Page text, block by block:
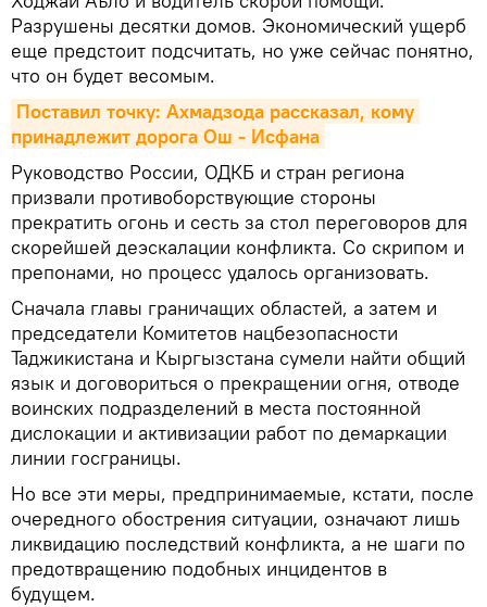
Разрушены десятки домов. Экономический ущерб
еще предстоит подсчитать, но уже сейчас понятно,
что он будет весомым.
Поставил точку: Ахмадзода рассказал, кому
принадлежит дорога Ош - Исфана
Руководство России, ОДКБ и стран региона
призвали противоборствующие стороны
прекратить огонь и сесть за стол переговоров для
скорейшей деэскалации конфликта. Со скрипом и
препонами, но процесс удалось организовать.
Сначала главы граничащих областей, а затем и
председатели Комитетов нацбезопасности
Таджикистана и Кыргызстана сумели найти общий
язык и договориться о прекращении огня, отводе
воинских подразделений в места постоянной
дислокации и активизации работ по демаркации
линии госграницы.
Но все эти меры, предпринимаемые, кстати, после
очередного обострения ситуации, означают лишь
ликвидацию последствий конфликта, а не шаги по
предотвращению подобных инцидентов в
будущем.